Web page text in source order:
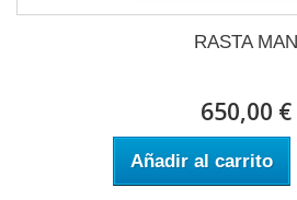
RASTA MAN
650,00 €
Añadir al carrito